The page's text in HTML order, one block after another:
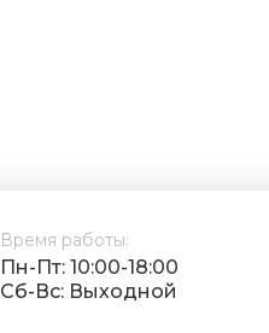
Время работы:
Пн-Пт: 10:00-18:00
Cб-Вс: Выходной